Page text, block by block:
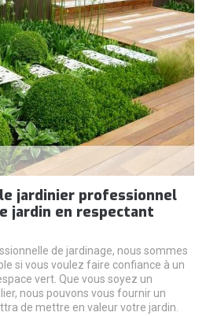
jardinier professionnel
jardin en respectant
de jardinage, nous sommes
si vous voulez faire confiance à un
vert. Que vous soyez un
nous pouvons vous fournir un
de mettre en valeur votre jardin.